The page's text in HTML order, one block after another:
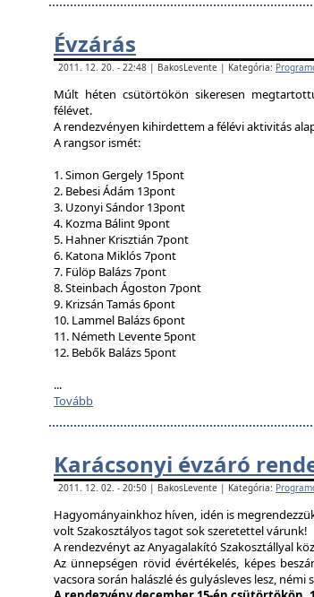
Évzárás
2011. 12. 20. - 22:48 | BakosLevente | Kategória:
Múlt héten csütörtökön sikeresen
félévet.
A rendezvényen kihirdettem a félévi aktivitás
A rangsor ismét:
1. Simon Gergely 15pont
2. Bebesi Ádám 13pont
3. Uzonyi Sándor 13pont
4. Kozma Bálint 9pont
5. Hahner Krisztián 7pont
6. Katona Miklós 7pont
7. Fülöp Balázs 7pont
8. Steinbach Ágoston 7pont
9. Krizsán Tamás 6pont
10. Lammel Balázs 6pont
11. Németh Levente 5pont
12. Bebők Balázs 5pont
...
Tovább
Karácsonyi évzáró
2011. 12. 02. - 20:50 | BakosLevente | Kategória:
Hagyományainkhoz híven, idén is
volt Szakosztályos tagot sok szeretettel várunk!
A rendezvényt az Anyagalakító Szakosztállyal
Az ünnepségen rövid évértékelés, képes
vacsora során halászlé és gulyásleves lesz, némi